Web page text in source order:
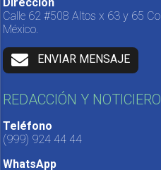
Calle 62 #508 Altos x 63 y 65
México.
ENVIAR MENSAJE
REDACCIÓN Y
Teléfono
(999) 924 44 44
WhatsApp